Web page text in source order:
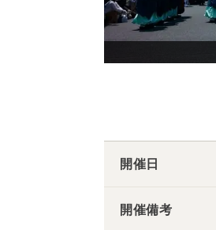
開催日
開催備考